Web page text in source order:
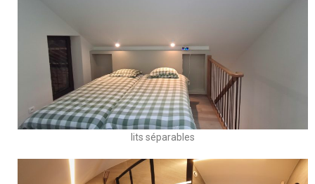
lits séparables